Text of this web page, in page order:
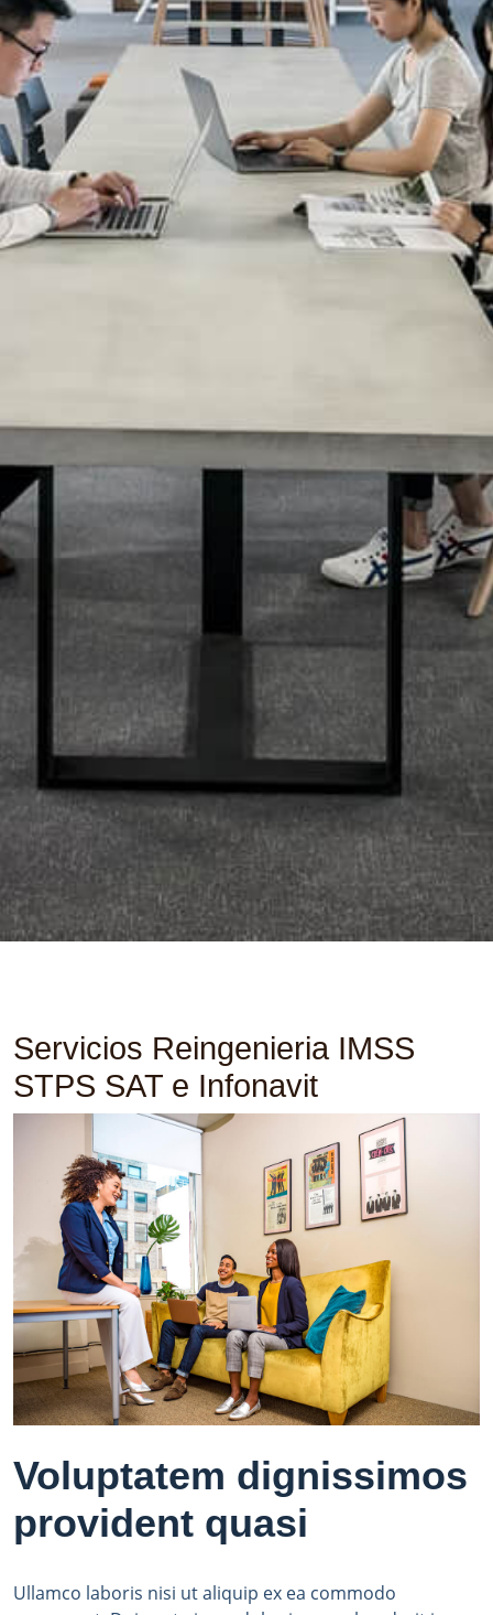
Servicios Reingenieria IMSS
STPS SAT e Infonavit
Voluptatem dignissimos
provident quasi
Ullamco laboris nisi ut aliquip ex ea commodo